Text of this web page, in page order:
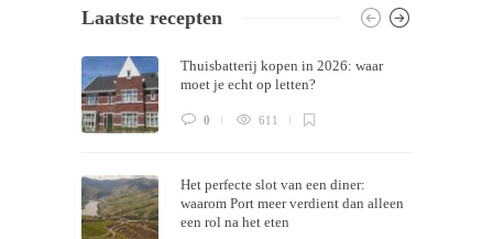
Themes bySilicon Themes . Join us right
now!
Laatste recepten
Thuisbatterij kopen in 2026: waar
moet je echt op letten?
0 611
Het perfecte slot van een diner:
waarom Port meer verdient dan alleen
een rol na het eten